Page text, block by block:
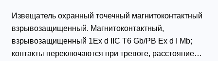
Извещатель охранный точечный магнитоконтактный
взрывозащищенный. Магнитоконтактный,
взрывозащищенный 1Ex d IIC T6 Gb/PB Ex d I Mb;
контакты переключаются при тревоге, расстояние